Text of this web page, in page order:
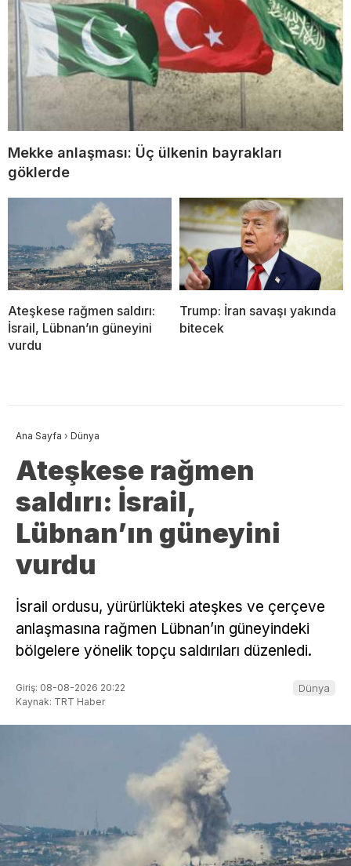
Mekke anlaşması: Üç ülkenin bayrakları
göklerde
Ateşkese rağmen saldırı:
İsrail, Lübnan’ın güneyini
vurdu
Trump: İran savaşı yakında
bitecek
Ana Sayfa › Dünya
Ateşkese rağmen
saldırı: İsrail,
Lübnan’ın güneyini
vurdu
İsrail ordusu, yürürlükteki ateşkes ve çerçeve
anlaşmasına rağmen Lübnan’ın güneyindeki
bölgelere yönelik topçu saldırıları düzenledi.
Giriş: 08-08-2026 20:22
Kaynak: TRT Haber
Dünya